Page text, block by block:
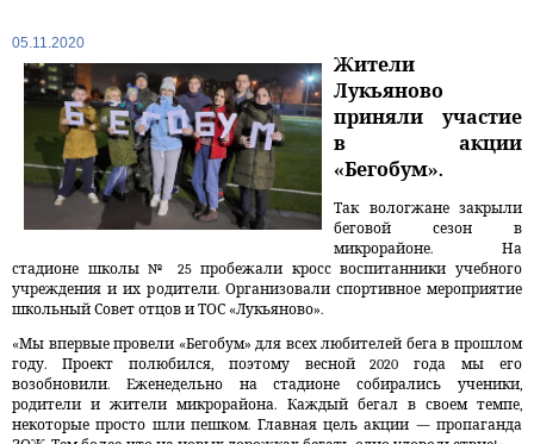
05.11.2020
Жители
Лукьяново
приняли участие
в акции
«Бегобум».
Так вологжане закрыли
беговой сезон в
микрорайоне. На
стадионе школы № 25 пробежали кросс воспитанники учебного
учреждения и их родители. Организовали спортивное мероприятие
школьный Совет отцов и ТОС «Лукьяново».
«Мы впервые провели «Бегобум» для всех любителей бега в прошлом
году. Проект полюбился, поэтому весной 2020 года мы его
возобновили. Еженедельно на стадионе собирались ученики,
родители и жители микрорайона. Каждый бегал в своем темпе,
некоторые просто шли пешком. Главная цель акции — пропаганда